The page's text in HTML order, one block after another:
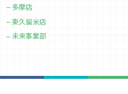
多摩店
東久留米店
未来事業部